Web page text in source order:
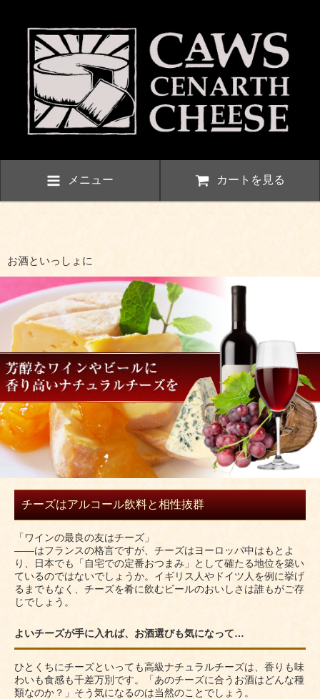
メニュー カートを見る
お酒といっしょに
チーズはアルコール飲料と相性抜群
「ワインの最良の友はチーズ」
――はフランスの格言ですが、チーズはヨーロッパ中はもとよ
り、日本でも「自宅での定番おつまみ」として確たる地位を築い
ているのではないでしょうか。イギリス人やドイツ人を例に挙げ
るまでもなく、チーズを肴に飲むビールのおいしさは誰もがご存
じでしょう。
よいチーズが手に入れば、お酒選びも気になって…
ひとくちにチーズといっても高級ナチュラルチーズは、香りも味
わいも食感も千差万別です。「あのチーズに合うお酒はどんな種
類なのか？」そう気になるのは当然のことでしょう。